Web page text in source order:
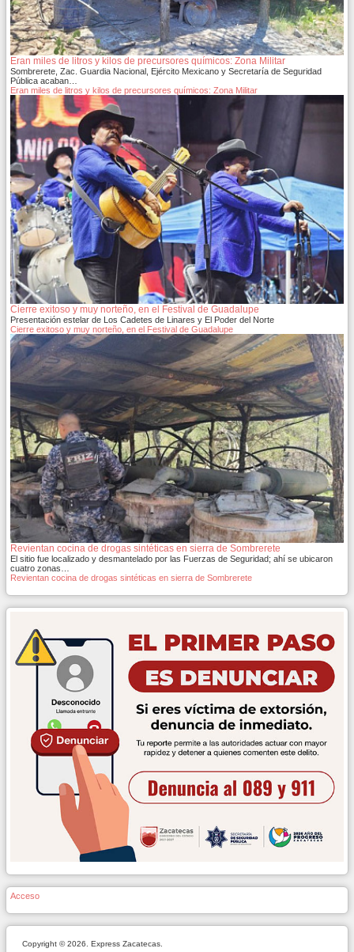
Eran miles de litros y kilos de precursores químicos: Zona Militar
Sombrerete, Zac. Guardia Nacional, Ejército Mexicano y Secretaría de Seguridad
Pública acaban…
Eran miles de litros y kilos de precursores químicos: Zona Militar
Cierre exitoso y muy norteño, en el Festival de Guadalupe
Presentación estelar de Los Cadetes de Linares y El Poder del Norte
Cierre exitoso y muy norteño, en el Festival de Guadalupe
Revientan cocina de drogas sintéticas en sierra de Sombrerete
El sitio fue localizado y desmantelado por las Fuerzas de Seguridad; ahí se ubicaron
cuatro zonas…
Revientan cocina de drogas sintéticas en sierra de Sombrerete
Acceso
Copyright © 2026. Express Zacatecas.